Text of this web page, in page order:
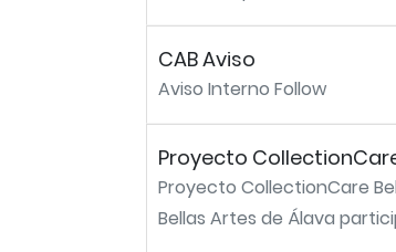
CAB Aviso
Aviso Interno Follow
Proyecto
Proyecto CollectionCare
Bellas Artes de Álava